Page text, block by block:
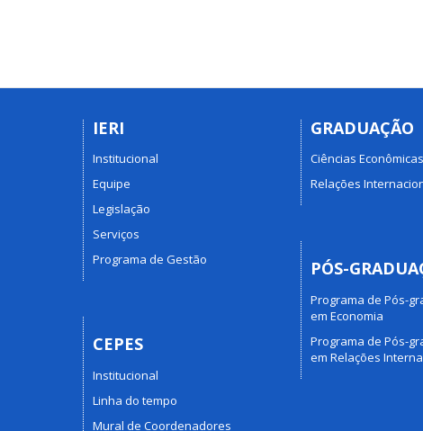
IERI
Institucional
Equipe
Legislação
Serviços
Programa de Gestão
CEPES
Institucional
Linha do tempo
Mural de Coordenadores
GRADUAÇÃO
Ciências Econômicas
Relações
PÓS-
Programa de Pós-
em Economia
Programa de Pós-
em Relações